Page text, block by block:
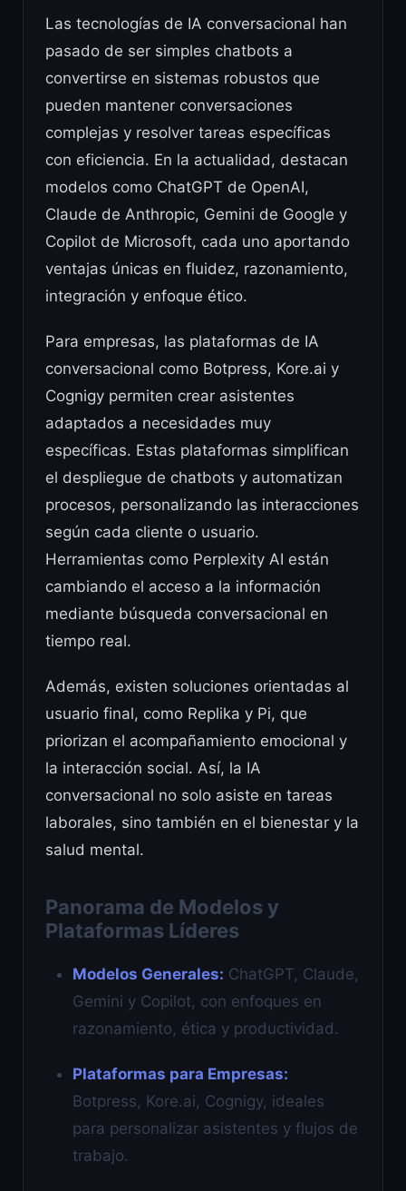
Las tecnologías de IA conversacional han
pasado de ser simples chatbots a
convertirse en sistemas robustos que
pueden mantener conversaciones
complejas y resolver tareas específicas
con eficiencia. En la actualidad, destacan
modelos como ChatGPT de OpenAI,
Claude de Anthropic, Gemini de Google y
Copilot de Microsoft, cada uno aportando
ventajas únicas en fluidez, razonamiento,
integración y enfoque ético.
Para empresas, las plataformas de IA
conversacional como Botpress, Kore.ai y
Cognigy permiten crear asistentes
adaptados a necesidades muy
específicas. Estas plataformas simplifican
el despliegue de chatbots y automatizan
procesos, personalizando las interacciones
según cada cliente o usuario.
Herramientas como Perplexity AI están
cambiando el acceso a la información
mediante búsqueda conversacional en
tiempo real.
Además, existen soluciones orientadas al
usuario final, como Replika y Pi, que
priorizan el acompañamiento emocional y
la interacción social. Así, la IA
conversacional no solo asiste en tareas
laborales, sino también en el bienestar y la
salud mental.
Panorama de Modelos y
Plataformas Líderes
Modelos Generales: ChatGPT, Claude,
Gemini y Copilot, con enfoques en
razonamiento, ética y productividad.
Plataformas para Empresas:
Botpress, Kore.ai, Cognigy, ideales
para personalizar asistentes y flujos de
trabajo.